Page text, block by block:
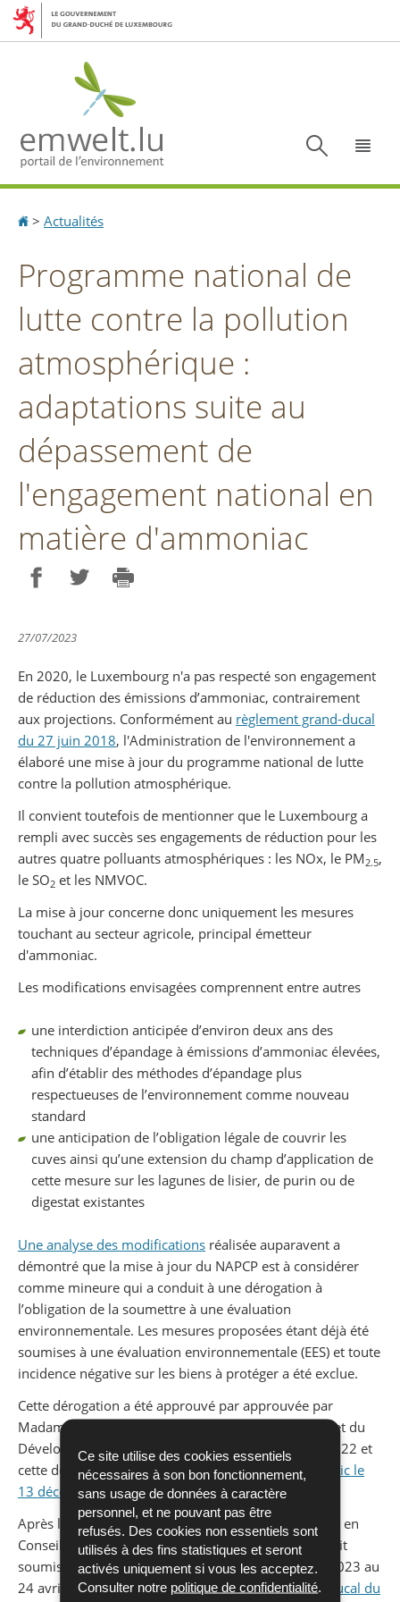
Ce site utilise des cookies essentiels
nécessaires à son bon fonctionnement,
sans usage de données à caractère
personnel, et ne pouvant pas être
refusés. Des cookies non essentiels sont
utilisés à des fins statistiques et seront
activés uniquement si vous les acceptez.
Consulter notre politique de confidentialité
Aller
Aller
Accueil
> Actualités
Programme national de
lutte contre la pollution
atmosphérique :
adaptations suite au
dépassement de
l'engagement national en
matière d'ammoniac
27/07/2023
En 2020, le Luxembourg n'a pas respecté son engagement
de réduction des émissions d’ammoniac, contrairement
aux projections. Conformément au règlement grand-ducal
du 27 juin 2018, l'Administration de l'environnement a
élaboré une mise à jour du programme national de lutte
contre la pollution atmosphérique.
Il convient toutefois de mentionner que le Luxembourg a
rempli avec succès ses engagements de réduction pour les
autres quatre polluants atmosphériques : les NOx, le PM 2.5,
le SO2 et les NMVOC.
La mise à jour concerne donc uniquement les mesures
touchant au secteur agricole, principal émetteur
d'ammoniac.
Les modifications envisagées comprennent entre autres
une interdiction anticipée d’environ deux ans des
techniques d’épandage à émissions d’ammoniac élevées,
afin d’établir des méthodes d’épandage plus
respectueuses de l’environnement comme nouveau
standard
une anticipation de l’obligation légale de couvrir les
cuves ainsi qu’une extension du champ d’application de
cette mesure sur les lagunes de lisier, de purin ou de
digestat existantes
Une analyse des modifications réalisée auparavent a
démontré que la mise à jour du NAPCP est à considérer
comme mineure qui a conduit à une dérogation à
l’obligation de la soumettre à une évaluation
environnementale. Les mesures proposées étant déjà été
soumises à une évaluation environnementale (EES) et toute
incidence négative sur les biens à protéger a été exclue.
Cette dérogation a été approuvé par approuvée par
Madame la Ministre de l’Environnement, du Climat et du
Développement durable en date du 1
décembre 2022 et
cette décision a été portée àla connaissance du public le
13 décembre 2022.
Après l’approbation provisoire par le Gouvernement en
Conseil le 8 février 2023, le projet de mise à jour était
soumis à uneConsultation du publicdu 23 février 2023 au
24 avril 2023, conformément au règlement grand-ducal du